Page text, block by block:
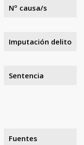
Nº causa/s
Imputación delito
Sentencia
Fuentes